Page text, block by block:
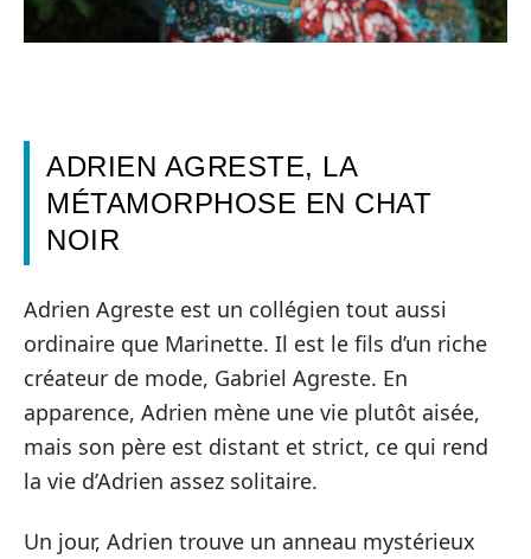
ADRIEN AGRESTE, LA
MÉTAMORPHOSE EN CHAT
NOIR
Adrien Agreste est un collégien tout aussi
ordinaire que Marinette. Il est le fils d’un riche
créateur de mode, Gabriel Agreste. En
apparence, Adrien mène une vie plutôt aisée,
mais son père est distant et strict, ce qui rend
la vie d’Adrien assez solitaire.
Un jour, Adrien trouve un anneau mystérieux